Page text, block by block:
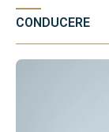
CONDUCERE